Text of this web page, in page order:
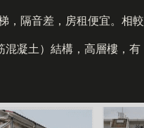
，隔音差，房租便宜。相較
混凝土）結構，高層樓，有